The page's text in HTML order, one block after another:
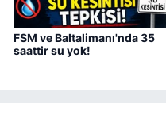
FSM ve Baltalimanı'nda 35
saattir su yok!